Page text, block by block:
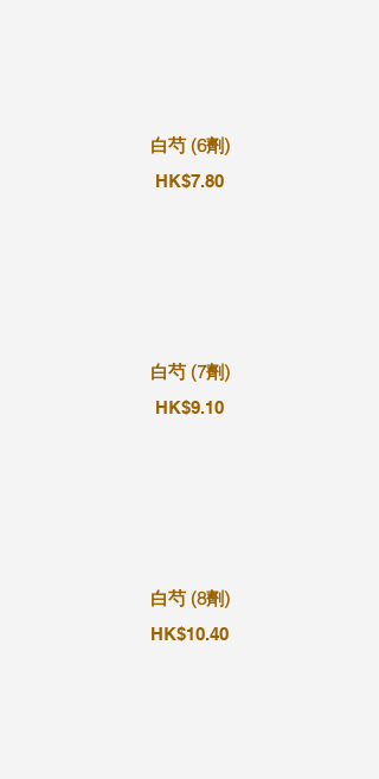
白芍 (6劑)
HK$7.80
白芍 (7劑)
HK$9.10
白芍 (8劑)
HK$10.40